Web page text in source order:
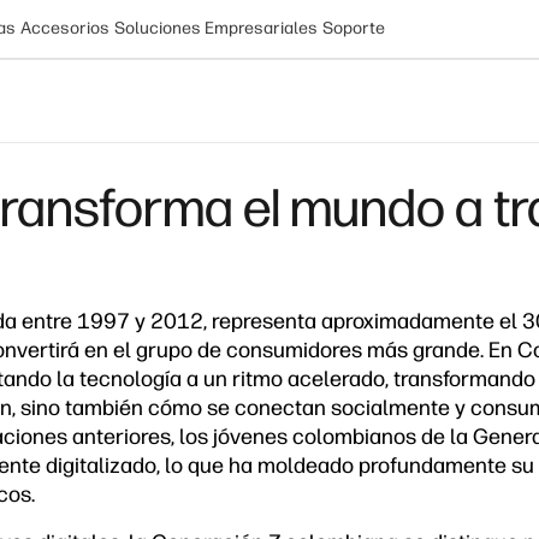
Accesorios Soluciones Empresariales Soporte
el mundo a
entre 1997 y 2012, representa aproximadamente el
en el grupo de consumidores más grande. En
la tecnología a un ritmo acelerado,
sino también cómo se conectan socialmente y
anteriores, los jóvenes colombianos de la
digitalizado, lo que ha moldeado profundamente